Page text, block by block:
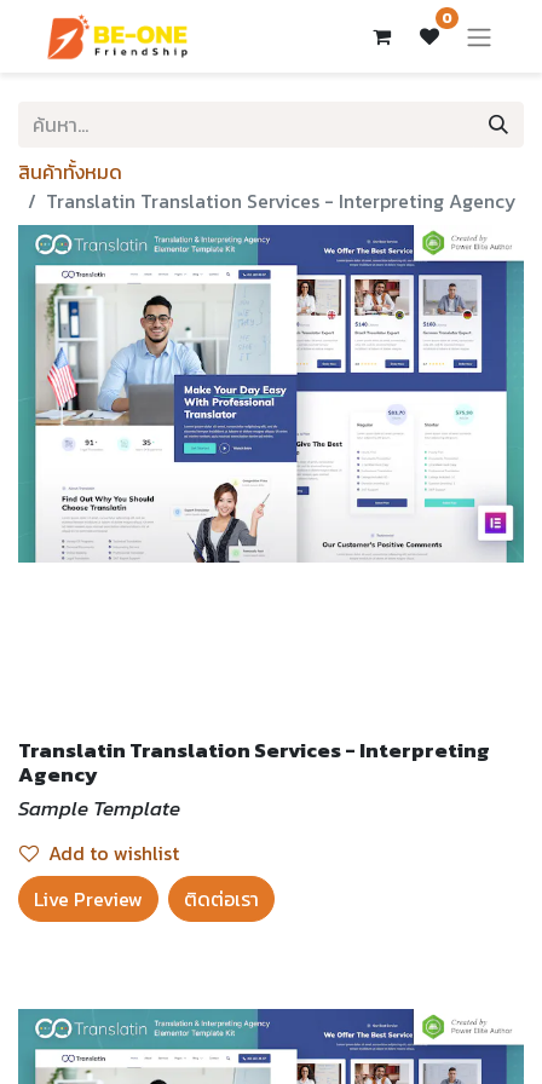
0
สินค้าทั้งหมด
Translatin Translation Services - Interpreting Agency
Translatin Translation Services - Interpreting
Agency
Sample Template
Add to wishlist
Live Preview​
ติดต่อเรา